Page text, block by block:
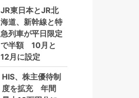
JR東日本とJR北
海道、新幹線と特
急列車が平日限定
で半額 10月と
12月に設定
HIS、株主優待制
度を拡充 年間